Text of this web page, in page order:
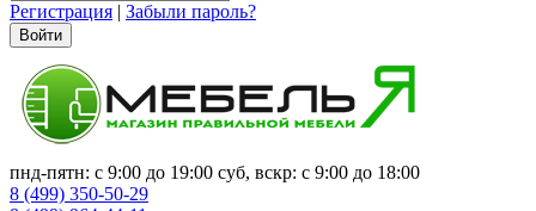
Регистрация | Забыли пароль?
Войти
пнд-пятн: с 9:00 до 19:00 суб, вскр: с 9:00 до 18:00
8 (499) 350-50-29